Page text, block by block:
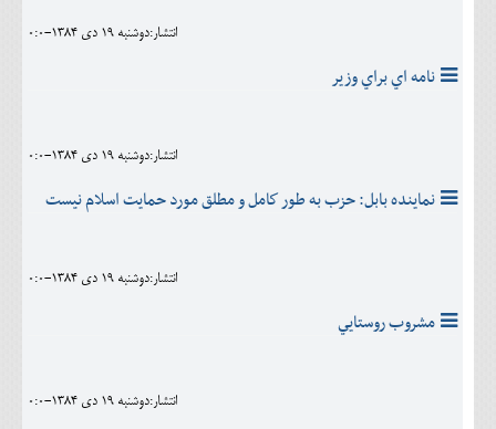
انتشار:دوشنبه 19 دی 1384-0:0
نامه اي براي وزير
انتشار:دوشنبه 19 دی 1384-0:0
نماينده بابل: حزب به طور كامل و مطلق مورد حمايت اسلام نيست
انتشار:دوشنبه 19 دی 1384-0:0
مشروب روستايي
انتشار:دوشنبه 19 دی 1384-0:0